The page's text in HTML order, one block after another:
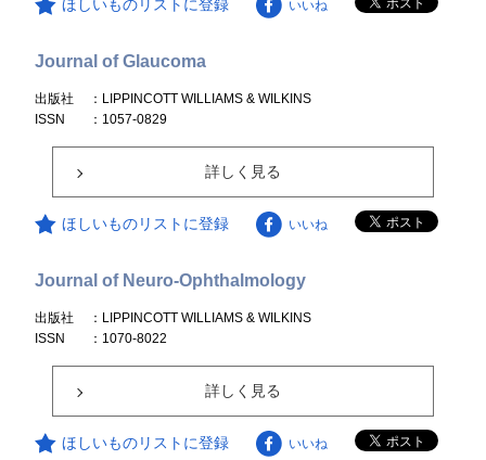
ほしいものリストに登録 いいね
Journal of Glaucoma
出版社
：LIPPINCOTT WILLIAMS & WILKINS
ISSN
：1057-0829
詳しく見る
ほしいものリストに登録 いいね
Journal of Neuro-Ophthalmology
出版社
：LIPPINCOTT WILLIAMS & WILKINS
ISSN
：1070-8022
詳しく見る
ほしいものリストに登録 いいね